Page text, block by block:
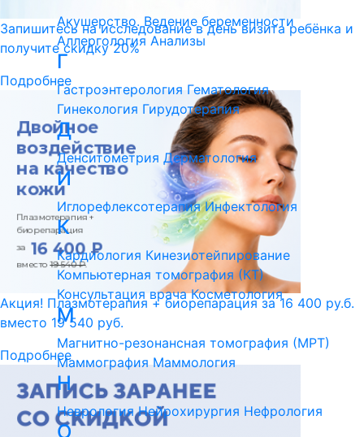
Запишитесь на исследование в день визита ребёнка и
получите скидку 20%
Подробнее
Акция! Плазмотерапия + биорепарация за 16 400 ру.б.
вместо 19 540 руб.
Подробнее
Акушерство. Ведение беременности
Аллергология Анализы
Г
Гастроэнтерология Гематология
Гинекология Гирудотерапия
Д
Денситометрия Дерматология
И
Иглорефлексотерапия Инфектология
К
Кардиология Кинезиотейпирование
Компьютерная томография (КТ)
Консультация врача Косметология
М
Магнитно-резонансная томография (МРТ)
Маммография Маммология
Н
Неврология Нейрохирургия Нефрология
О